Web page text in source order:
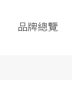
品牌總覽